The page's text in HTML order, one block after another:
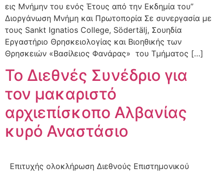
εις Μνήμην του ενός Έτους από την Εκδημία του”
Διοργάνωση Μνήμη και Πρωτοπορία Σε συνεργασία με
τους Sankt Ignatios College, Södertälj, Σουηδία
Εργαστήριο Θρησκειολογίας και Βιοηθικής των
Θρησκειών «Βασίλειος Φανάρας» του Τμήματος […]
To Διεθνές Συνέδριο για
τον μακαριστό
αρχιεπίσκοπο Αλβανίας
κυρό Αναστάσιο
Επιτυχής ολοκλήρωση Διεθνούς Επιστημονικού